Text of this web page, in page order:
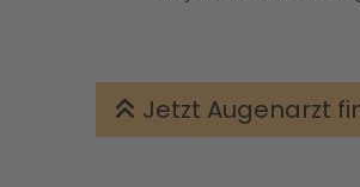
Jetzt Augenarzt